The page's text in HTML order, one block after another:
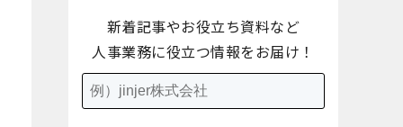
新着記事やお役立ち資料など
人事業務に役立つ情報をお届け！